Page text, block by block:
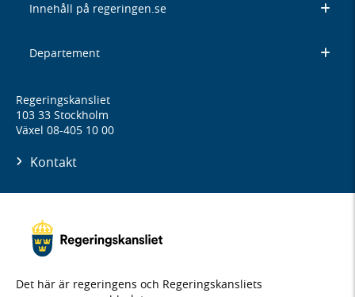
Innehåll på regeringen.se
Departement
Regeringskansliet
103 33 Stockholm
Växel 08-405 10 00
Kontakt
Det här är regeringens och Regeringskansliets